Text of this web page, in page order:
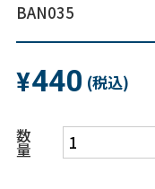
BAN035
¥440 (税込)
数
量